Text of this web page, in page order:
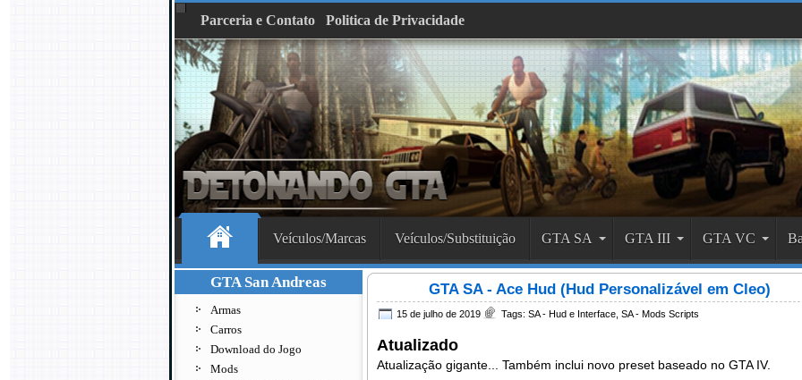
Parceria e Contato Politica de Privacidade
Veículos/Marcas Veículos/Substituição GTA SA GTA III GTA VC
GTA San Andreas
Armas
Carros
Download do Jogo
Mods
GTA SA - Ace Hud (Hud Personalizável em Cleo)
15 de julho de 2019 Tags: SA - Hud e Interface, SA - Mods Scripts
Atualizado
Atualização gigante... Também inclui novo preset baseado no GTA IV.